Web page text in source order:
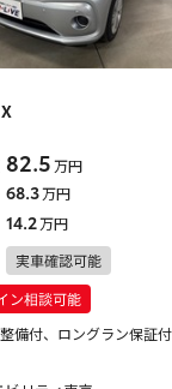
82.5万円
68.3万円
14.2万円
備付、ロングラン保証付